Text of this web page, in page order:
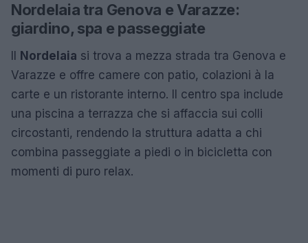
Nordelaia tra Genova e Varazze:
giardino, spa e passeggiate
Nordelaia si trova a mezza strada tra Genova e
Varazze e offre camere con patio, colazioni à la
carte e un ristorante interno. Il centro spa include
una piscina a terrazza che si affaccia sui colli
circostanti, rendendo la struttura adatta a chi
combina passeggiate a piedi o in bicicletta con
momenti di puro relax.